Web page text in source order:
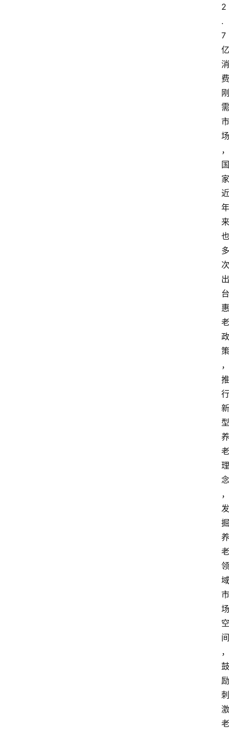
2
.
7
亿
消
费
刚
需
市
场
，
国
家
近
年
来
也
多
次
出
台
惠
老
政
策
，
推
行
新
型
养
老
理
念
，
发
掘
养
老
领
域
市
场
空
间
，
鼓
励
刺
激
老